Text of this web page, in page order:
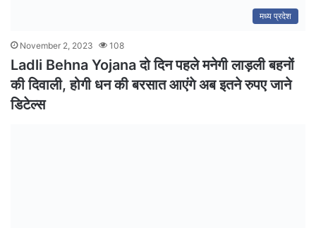
मध्य प्रदेश
November 2, 2023 108
Ladli Behna Yojana दो दिन पहले मनेगी लाड़ली बहनों
की दिवाली, होगी धन की बरसात आएंगे अब इतने रुपए जाने
डिटेल्स